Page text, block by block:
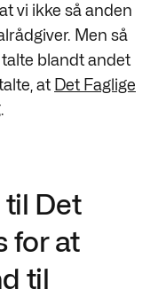
vi ikke så anden
Men så
blandt andet
at Det Faglige
til Det
for at
til